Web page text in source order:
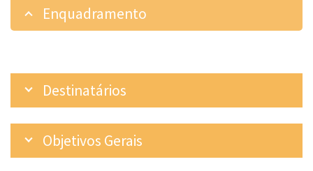
Enquadramento
Destinatários
Objetivos Gerais